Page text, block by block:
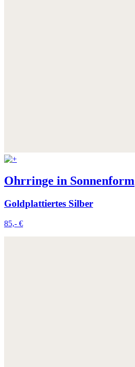
Ohrringe in Sonnenform
Goldplattiertes Silber
85,- €